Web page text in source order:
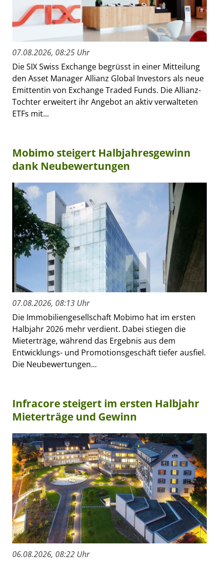
07.08.2026, 08:25 Uhr
Die SIX Swiss Exchange begrüsst in einer Mitteilung
den Asset Manager Allianz Global Investors als neue
Emittentin von Exchange Traded Funds. Die Allianz-
Tochter erweitert ihr Angebot an aktiv verwalteten
ETFs mit...
Mobimo steigert Halbjahresgewinn
dank Neubewertungen
07.08.2026, 08:13 Uhr
Die Immobiliengesellschaft Mobimo hat im ersten
Halbjahr 2026 mehr verdient. Dabei stiegen die
Mieterträge, während das Ergebnis aus dem
Entwicklungs- und Promotionsgeschäft tiefer ausfiel.
Die Neubewertungen...
Infracore steigert im ersten Halbjahr
Mieterträge und Gewinn
06.08.2026, 08:22 Uhr